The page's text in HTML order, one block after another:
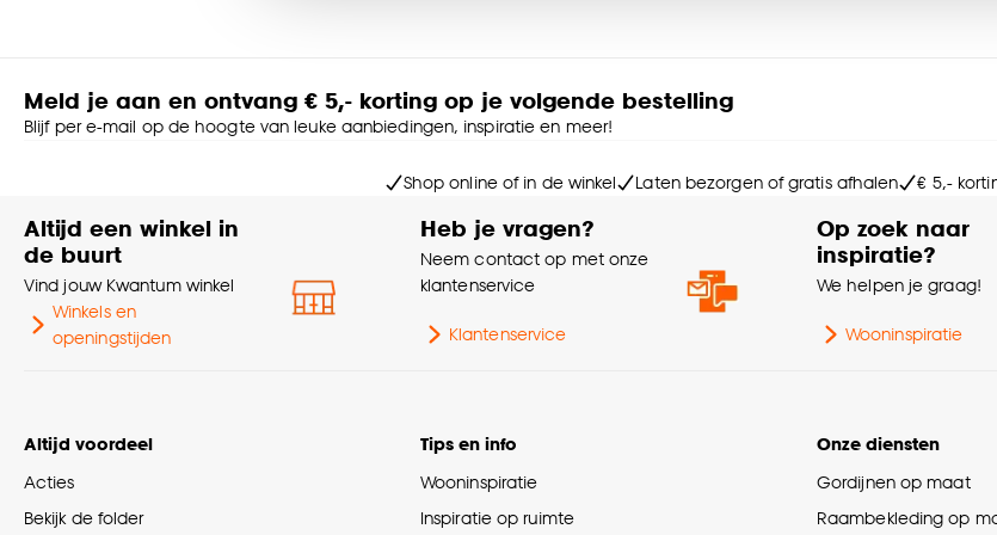
Meld je aan en ontvang € 5,- korting op je volgende bestelling
Blijf per e-mail op de hoogte van leuke aanbiedingen, inspiratie en meer!
Shop online of in de winkel Laten bezorgen of gratis afhalen € 5,-
Altijd een winkel in
de buurt
Vind jouw Kwantum winkel
Winkels en
openingstijden
Heb je vragen?
Neem contact op met onze
klantenservice
Klantenservice
Op zoek naar
inspiratie?
We helpen je graag!
Wooninspiratie
Altijd voordeel
Acties
Bekijk de folder
Tips en info
Wooninspiratie
Inspiratie op ruimte
Onze diensten
Gordijnen op maat
Raambekleding op